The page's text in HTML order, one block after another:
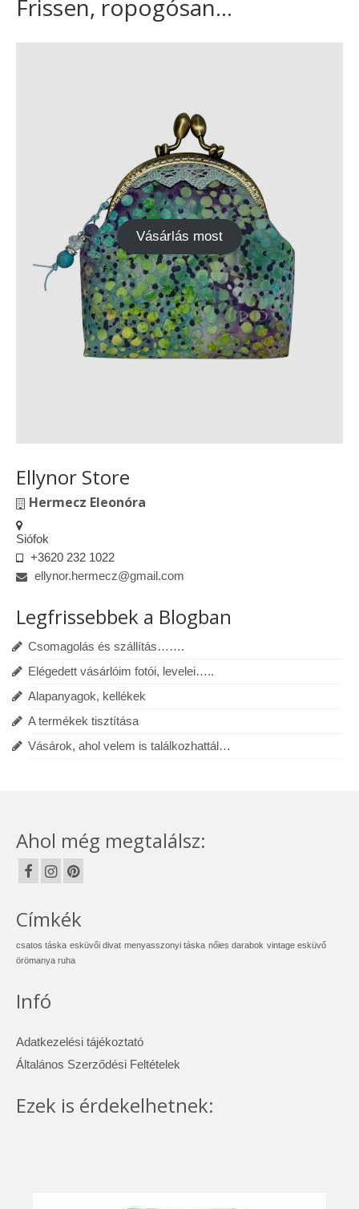
Frissen, ropogósan...
Vásárlás most
Ellynor Store
Hermecz Eleonóra
Siófok
+3620 232 1022
ellynor.hermecz@gmail.com
Legfrissebbek a Blogban
Csomagolás és szállítás…….
Elégedett vásárlóim fotói, levelei…..
Alapanyagok, kellékek
A termékek tisztítása
Vásárok, ahol velem is találkozhattál…
Ahol még megtalálsz:
Címkék
csatos táska esküvői divat menyasszonyi táska nőies darabok vintage esküvő
örömanya ruha
Infó
Adatkezelési tájékoztató
Általános Szerződési Feltételek
Ezek is érdekelhetnek: